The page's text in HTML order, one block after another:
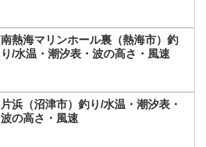
南熱海マリンホール裏（熱海市）釣
り/水温・潮汐表・波の高さ・風速
片浜（沼津市）釣り/水温・潮汐表・
波の高さ・風速